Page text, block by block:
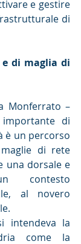
e gestire
di
di maglia di
Monferrato –
di
è un percorso
di rete
una dorsale e
contesto
al novero
intendeva la
come la